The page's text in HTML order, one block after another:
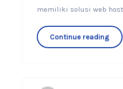
memiliki solusi web
Continue reading